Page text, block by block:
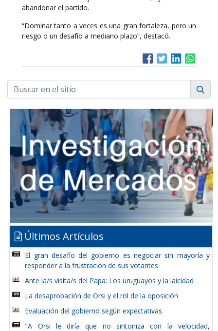
abandonar el partido.
“Dominar tanto a veces es una gran fortaleza, pero un
riesgo o un desafío a mediano plazo”, destacó.
Últimos Artículos
El gran desafío del gobierno es negociar sin mayoría y
responder a la frustración de sus votantes
Ante la/s visita/s del Papa: Los uruguayos y la laicidad
La desaprobación de Orsi y el rol de la oposición
Evaluación del gobierno según expectativas
"A Orsi le diría que no sintoniza con la velocidad,